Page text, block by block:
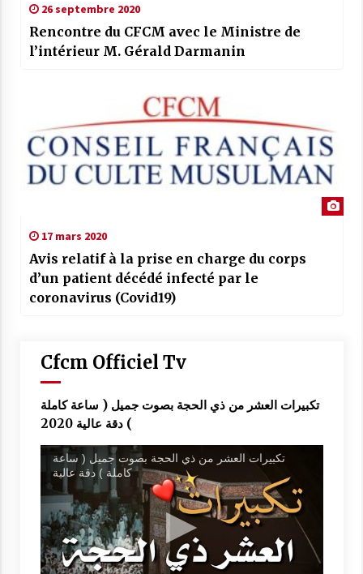
26 septembre 2020
Rencontre du CFCM avec le Ministre de
l’intérieur M. Gérald Darmanin
17 mars 2020
Avis relatif à la prise en charge du corps
d’un patient décédé infecté par le
coronavirus (Covid19)
Cfcm Officiel Tv
تكبيرات العشر من ذي الحجة بصوت جميل ( ساعة كاملة
) دقة عالية 2020
تكبيرات العشر من ذي الحجة بصوت جميل ( ساعة
كاملة ) دقة عالية